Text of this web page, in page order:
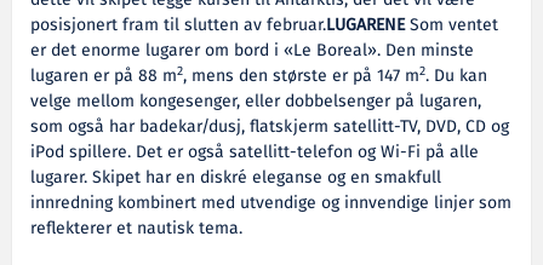
posisjonert fram til slutten av februar.LUGARENESom ventet
er det enorme lugarer om bord i «Le Boreal». Den minste
lugaren er på 88 m2, mens den største er på 147 m2. Du kan
velge mellom kongesenger, eller dobbelsenger på lugaren,
som også har badekar/dusj, flatskjerm satellitt-TV, DVD, CD og
iPod spillere. Det er også satellitt-telefon og Wi-Fi på alle
lugarer. Skipet har en diskré eleganse og en smakfull
innredning kombinert med utvendige og innvendige linjer som
reflekterer et nautisk tema.